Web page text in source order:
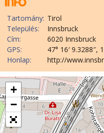
Tartomány: Tirol
Település:
Innsbruck
Cím:
6020 Innsbruck
GPS:
47° 16′ 9.3288″,
Honlap:
http://
+
−